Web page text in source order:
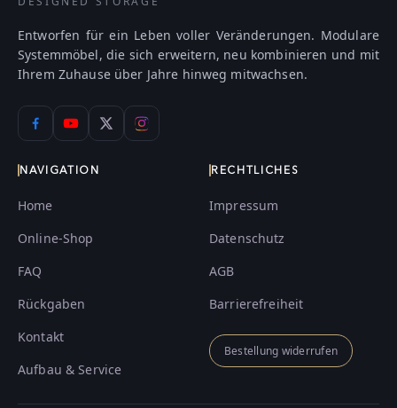
Entworfen für ein Leben voller Veränderungen. Modulare
Systemmöbel, die sich erweitern, neu kombinieren und mit
Ihrem Zuhause über Jahre hinweg mitwachsen.
NAVIGATION
Home
Online-Shop
FAQ
Rückgaben
Kontakt
Aufbau & Service
RECHTLICHES
Impressum
Datenschutz
AGB
Barrierefreiheit
Bestellung widerrufen